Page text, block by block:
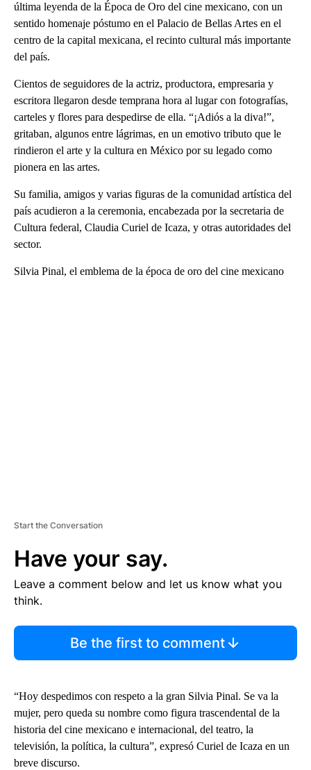
última leyenda de la Época de Oro del cine mexicano, con un
sentido homenaje póstumo en el Palacio de Bellas Artes en el
centro de la capital mexicana, el recinto cultural más importante
del país.
Cientos de seguidores de la actriz, productora, empresaria y
escritora llegaron desde temprana hora al lugar con fotografías,
carteles y flores para despedirse de ella. “¡Adiós a la diva!”,
gritaban, algunos entre lágrimas, en un emotivo tributo que le
rindieron el arte y la cultura en México por su legado como
pionera en las artes.
Su familia, amigos y varias figuras de la comunidad artística del
país acudieron a la ceremonia, encabezada por la secretaria de
Cultura federal, Claudia Curiel de Icaza, y otras autoridades del
sector.
Silvia Pinal, el emblema de la época de oro del cine mexicano
Start the Conversation
Have your say.
Leave a comment below and let us know what you
think.
Be the first to comment
“Hoy despedimos con respeto a la gran Silvia Pinal. Se va la
mujer, pero queda su nombre como figura trascendental de la
historia del cine mexicano e internacional, del teatro, la
televisión, la política, la cultura”, expresó Curiel de Icaza en un
breve discurso.